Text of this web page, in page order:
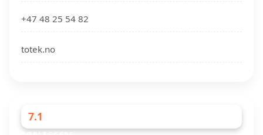
+47 48 25 54 82
totek.no
7.1